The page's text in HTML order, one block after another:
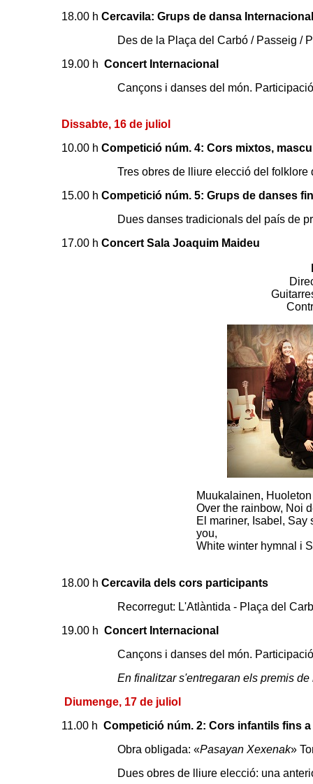
18.00 h Cercavila: Grups de dansa
Des de la Plaça del Carbó / Passeig /
19.00 h Concert Internacional
Cançons i danses del món.
Dissabte, 16 de juliol
10.00 h Competició núm. 4: Cors mixtos,
Tres obres de lliure elecció del
15.00 h Competició núm. 5: Grups de danses
Dues danses tradicionals del país de
17.00 h Concert Sala Joaquim Maideu
Muukalainen,
Over the rainbow, Noi
El mariner, Isabel,
you,
White winter hymnal i
18.00 h Cercavila dels cors participants
Recorregut: L'Atlàntida - Plaça del
19.00 h Concert Internacional
Cançons i danses del món.
En finalitzar s'entregaran els premis
Diumenge, 17 de juliol
11.00 h Competició núm. 2: Cors infantils fins a
Obra obligada: «Pasayan Xexenak»
Dues obres de lliure elecció: una